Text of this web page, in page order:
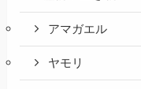
アマガエル
ヤモリ